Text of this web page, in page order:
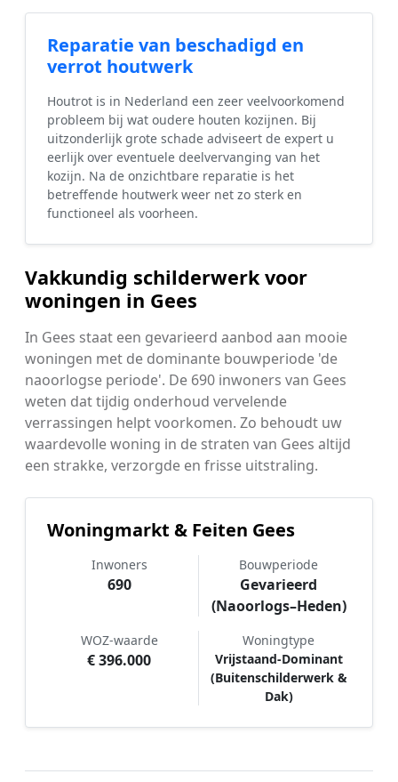
Reparatie van beschadigd en
verrot houtwerk
Houtrot is in Nederland een zeer veelvoorkomend
probleem bij wat oudere houten kozijnen. Bij
uitzonderlijk grote schade adviseert de expert u
eerlijk over eventuele deelvervanging van het
kozijn. Na de onzichtbare reparatie is het
betreffende houtwerk weer net zo sterk en
functioneel als voorheen.
Vakkundig schilderwerk voor
woningen in Gees
In Gees staat een gevarieerd aanbod aan mooie
woningen met de dominante bouwperiode 'de
naoorlogse periode'. De 690 inwoners van Gees
weten dat tijdig onderhoud vervelende
verrassingen helpt voorkomen. Zo behoudt uw
waardevolle woning in de straten van Gees altijd
een strakke, verzorgde en frisse uitstraling.
Woningmarkt & Feiten Gees
Inwoners
690
Bouwperiode
Gevarieerd
(Naoorlogs–Heden)
WOZ-waarde
€ 396.000
Woningtype
Vrijstaand-Dominant
(Buitenschilderwerk &
Dak)